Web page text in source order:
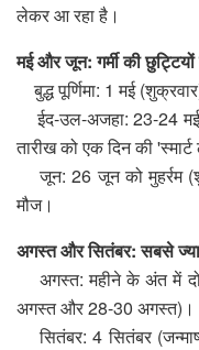
लेकर आ रहा है।
मई और जून: गर्मी की
बुद्ध पूर्णिमा: 1 मई
ईद-उल-अजहा: 23-24
तारीख को एक दिन की
जून: 26 जून को मुहर्रम
मौज।
अगस्त और सितंबर: सबसे
अगस्त: महीने के अंत में
अगस्त और 28-30 अगस्त)।
सितंबर: 4 सितंबर